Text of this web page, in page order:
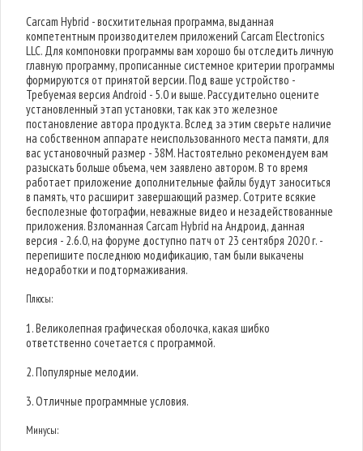
Carcam Hybrid - восхитительная программа, выданная
компетентным производителем приложений Carcam Electronics
LLC. Для компоновки программы вам хорошо бы отследить личную
главную программу, прописанные системное критерии программы
формируются от принятой версии. Под ваше устройство -
Требуемая версия Android - 5.0 и выше. Рассудительно оцените
установленный этап установки, так как это железное
постановление автора продукта. Вслед за этим сверьте наличие
на собственном аппарате неиспользованного места памяти, для
вас установочный размер - 38M. Настоятельно рекомендуем вам
разыскать больше объема, чем заявлено автором. В то время
работает приложение дополнительные файлы будут заноситься
в память, что расширит завершающий размер. Сотрите всякие
бесполезные фотографии, неважные видео и незадействованные
приложения. Взломанная Carcam Hybrid на Андроид, данная
версия - 2.6.0, на форуме доступно патч от 23 сентября 2020 г. -
перепишите последнюю модификацию, там были выкачены
недоработки и подтормаживания.
Плюсы:
1. Великолепная графическая оболочка, какая шибко
ответственно сочетается с программой.
2. Популярные мелодии.
3. Отличные программные условия.
Минусы: